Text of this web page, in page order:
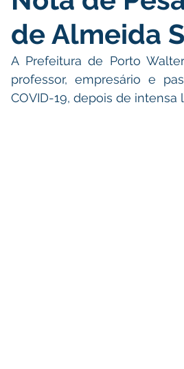
e Governo Políticas Públicas
Civil Enchente Emenda
de Almeida
A Prefeitura de Porto
professor, empresário e
COVID-19, depois de